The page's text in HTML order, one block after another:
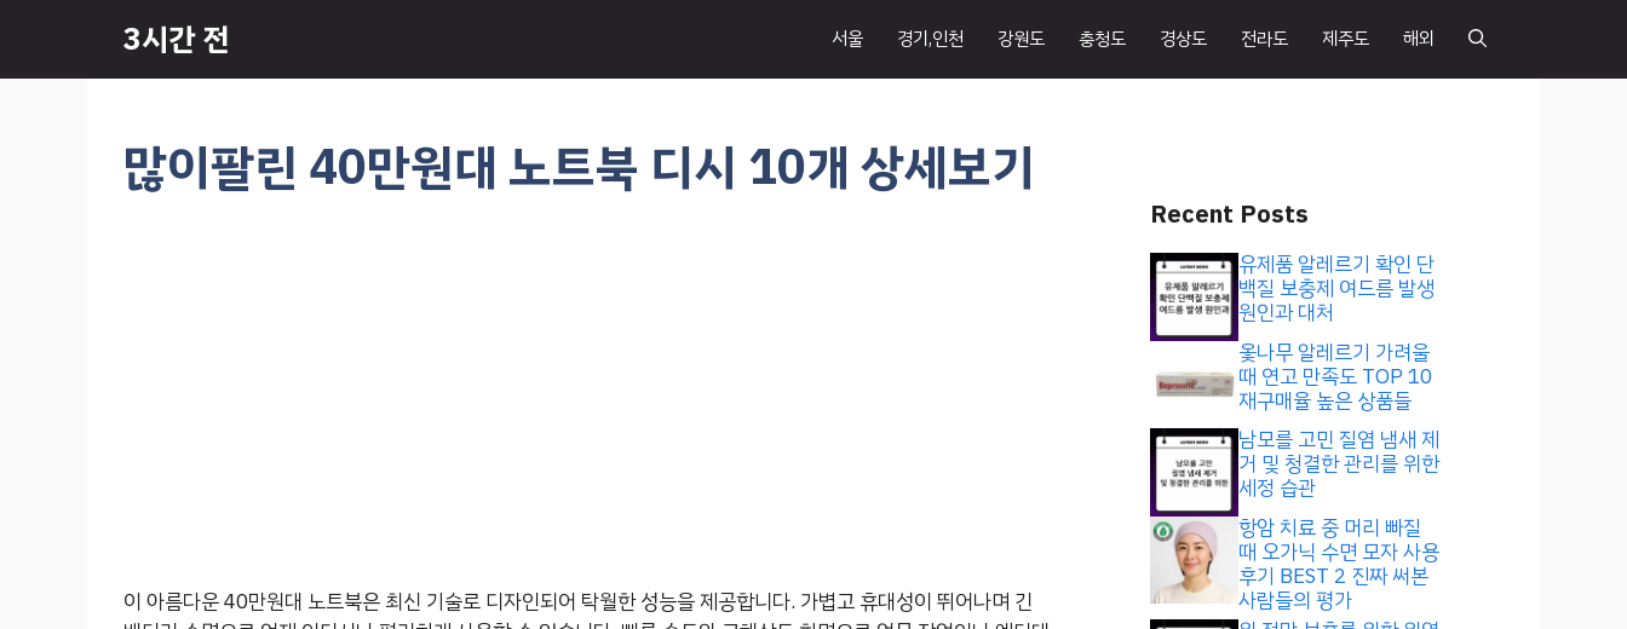
츠
3시간 전 서울 경기,인천 강원도 충청도 경상도 전라도 제주도 해외
많이팔린 40만원대 노트북 디시 10개 상세보기
이 아름다운 40만원대 노트북은 최신 기술로 디자인되어 탁월한 성능을 제공합니다. 가볍고 휴대성이 뛰어나며 긴
Recent Posts
유제품 알레르기 확인 단
백질 보충제 여드름 발생
원인과 대처
옻나무 알레르기 가려울
때 연고 만족도 TOP 10
재구매율 높은 상품들
남모를 고민 질염 냄새 제
거 및 청결한 관리를 위한
세정 습관
항암 치료 중 머리 빠질
때 오가닉 수면 모자 사용
후기 BEST 2 진짜 써본
사람들의 평가